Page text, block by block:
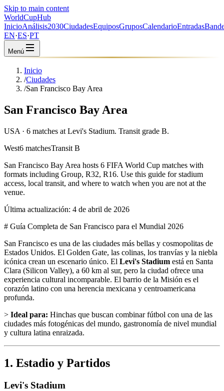
Skip to main content
WorldCupHub
InicioAnálisis2030CiudadesEquiposGruposCalendarioEntradas
EN·ES·PT
Menú
Inicio
/Ciudades
/San Francisco Bay Area
San Francisco Bay Area
USA · 6 matches at Levi's Stadium. Transit grade B.
West6 matchesTransit B
San Francisco Bay Area hosts 6 FIFA World Cup matches with
formats including Group, R32, R16. Use this guide for stadium
access, local transit, and where to watch when you are not at the
venue.
Última actualización: 4 de abril de 2026
# Guía Completa de San Francisco para el Mundial 2026
San Francisco es una de las ciudades más bellas y cosmopolitas de
Estados Unidos. El Golden Gate, las colinas, los tranvías y la niebla
icónica crean un escenario único. El Levi's Stadium está en Santa
Clara (Silicon Valley), a 60 km al sur, pero la ciudad ofrece una
experiencia cultural incomparable. El barrio de la Misión es el
corazón latino con una herencia mexicana y centroamericana
profunda.
> Ideal para: Hinchas que buscan combinar fútbol con una de las
ciudades más fotogénicas del mundo, gastronomía de nivel mundial
y cultura latina enraizada.
1. Estadio y Partidos
Levi's Stadium